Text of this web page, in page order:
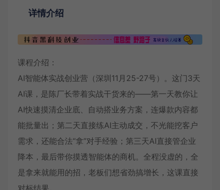
详情介绍
课程介绍：
AI智能体实战创业营（深圳11月25-27号）。这门3天
AI课，是陈厂长带着实战干货来的——第一天教你让
AI快速摸清企业底、自动搭业务方案，连爆款内容都
能批量出；第二天直接练AI主动成交，不光能挖客户
需求，还能合法“拿”对手经验；第三天AI直接管企业
降本，最后带你摸透智能体的商机。全程没虚的，全
是拿来就能用的招，老板们想省劲搞增长，这课直接